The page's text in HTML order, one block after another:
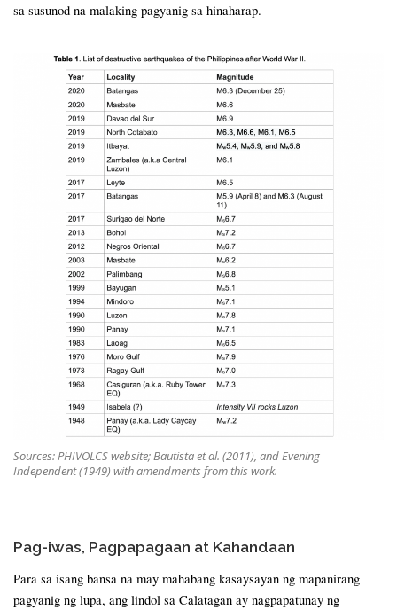
sa susunod na malaking pagyanig sa hinaharap.
Sources: PHIVOLCS website; Bautista et al. (2011), and Evening
Independent (1949) with amendments from this work.
Pag-iwas, Pagpapagaan at Kahandaan
Para sa isang bansa na may mahabang kasaysayan ng mapanirang
pagyanig ng lupa, ang lindol sa Calatagan ay nagpapatunay ng